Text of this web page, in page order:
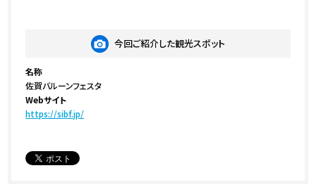
今回ご紹介した観光スポット
名称
佐賀バルーンフェスタ
Webサイト
https://sibf.jp/